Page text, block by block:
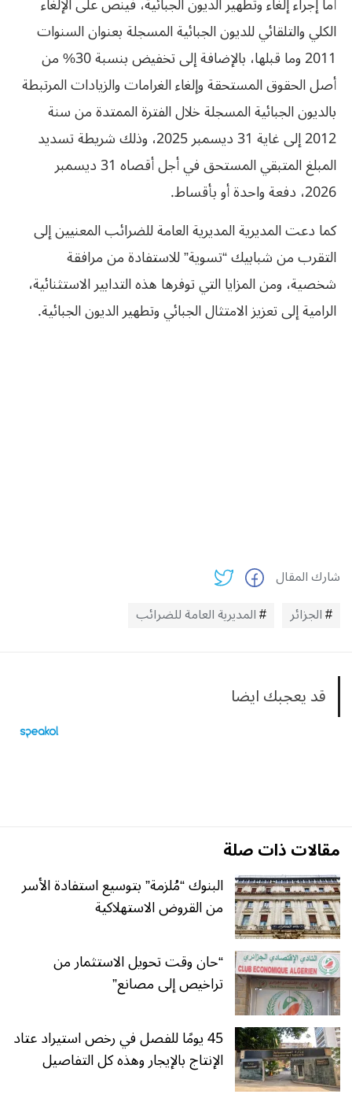
الكلي والتلقائي للديون الجبائية المسجلة بعنوان السنوات
2011 وما قبلها، بالإضافة إلى تخفيض بنسبة 30% من
أصل الحقوق المستحقة وإلغاء الغرامات والزيادات المرتبطة
بالديون الجبائية المسجلة خلال الفترة الممتدة من سنة
2012 إلى غاية 31 ديسمبر 2025، وذلك شريطة تسديد
المبلغ المتبقي المستحق في أجل أقصاه 31 ديسمبر
2026، دفعة واحدة أو بأقساط.
كما دعت المديرية المديرية العامة للضرائب المعنيين إلى
التقرب من شبابيك “تسوية” للاستفادة من مرافقة
شخصية، ومن المزايا التي توفرها هذه التدابير الاستثنائية،
الرامية إلى تعزيز الامتثال الجبائي وتطهير الديون الجبائية.
شارك المقال
الجزائر
المديرية العامة للضرائب
قد يعجبك ايضا
مقالات ذات صلة
البنوك “مُلزمة” بتوسيع استفادة الأسر
من القروض الاستهلاكية
“حان وقت تحويل الاستثمار من
تراخيص إلى مصانع”
45 يومًا للفصل في رخص استيراد عتاد
الإنتاج بالإيجار وهذه كل التفاصيل